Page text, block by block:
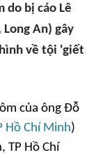
bị cáo Lê
Long An) gây
về tội 'giết
của ông Đỗ
Hồ Chí Minh)
TP Hồ Chí